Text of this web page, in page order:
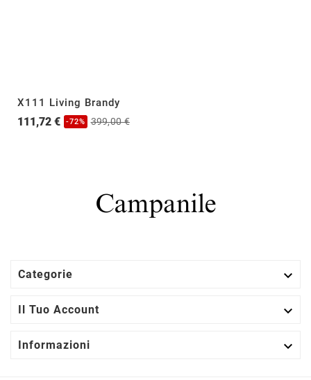
X111 Living Brandy
111,72 € -72% 399,00 €
Categorie 
Il Tuo Account 
Informazioni 